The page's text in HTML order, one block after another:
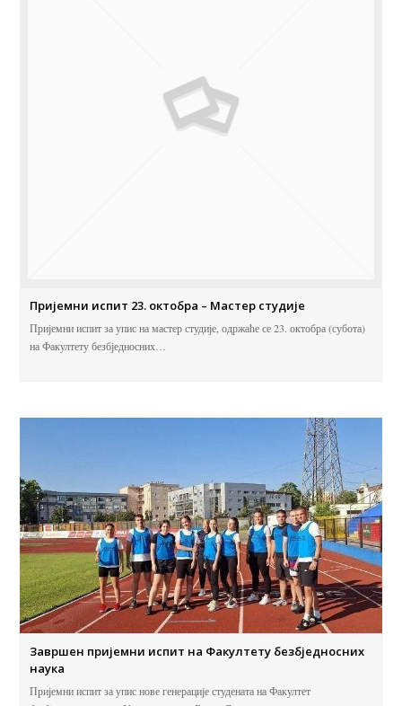
Пријемни испит 23. октобра – Мастер студије
Пријемни испит за упис на мастер студије, одржаће се 23. октобра (субота)
на Факултету безбједносних…
Завршен пријемни испит на Факултету безбједносних
наука
Пријемни испит за упис нове генерације студената на Факултет